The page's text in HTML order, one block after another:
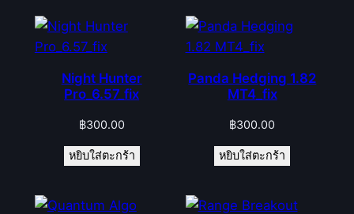
Night Hunter
Pro_6.57_fix
฿300.00
หยิบใส่ตะกร้า
Panda Hedging 1.82
MT4_fix
฿300.00
หยิบใส่ตะกร้า